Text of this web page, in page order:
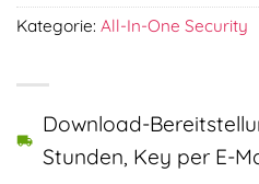
Download-
Stunden, Key per E-
Kategorie: All-In-One Security